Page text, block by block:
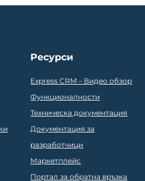
Ресурси
Express CRM – Видео обзор
Функционалности
Техническа документация
Документация за
разработчици
Маркетплейс
Портал за обратна връзка